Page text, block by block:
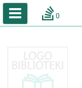
Katalog online biblioteki
0